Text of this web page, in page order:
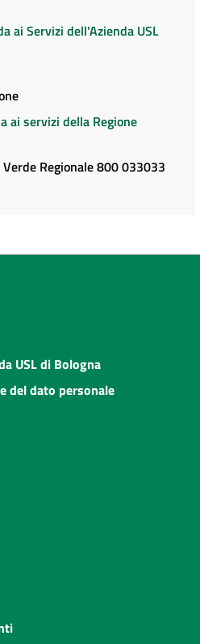
ai Servizi dell'Azienda USL
ai servizi della Regione
Regionale 800 033033
USL di Bologna
del dato personale